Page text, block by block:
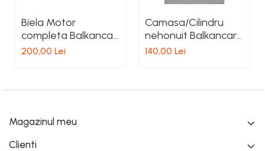
Biela Motor
completa Balkancar
D2500
200,00 Lei
Camasa/Cilindru
nehonuit Balkancar
D3900
140,00 Lei
Magazinul meu
Clienti